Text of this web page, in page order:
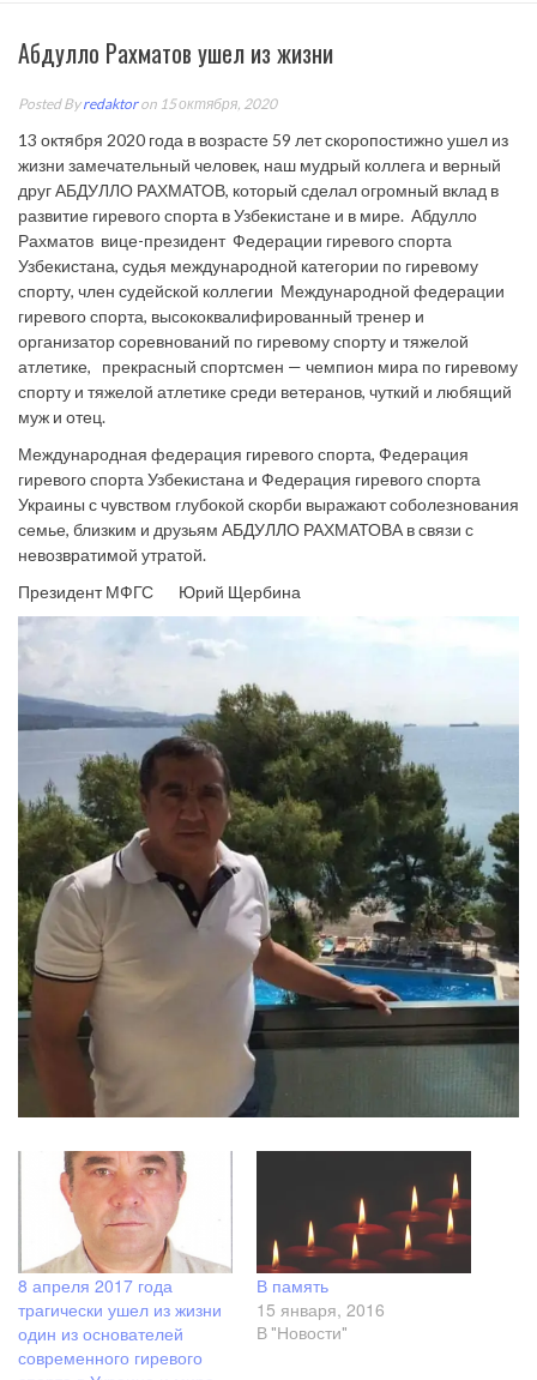
Абдулло Рахматов ушел из жизни
Posted Byredaktoron 15 октября, 2020
13 октября 2020 года в возрасте 59 лет скоропостижно ушел из
жизни замечательный человек, наш мудрый коллега и верный
друг АБДУЛЛО РАХМАТОВ, который сделал огромный вклад в
развитие гиревого спорта в Узбекистане и в мире. Абдулло
Рахматов вице-президент Федерации гиревого спорта
Узбекистана, судья международной категории по гиревому
спорту, член судейской коллегии Международной федерации
гиревого спорта, высококвалифированный тренер и
организатор соревнований по гиревому спорту и тяжелой
атлетике, прекрасный спортсмен — чемпион мира по гиревому
спорту и тяжелой атлетике среди ветеранов, чуткий и любящий
муж и отец.
Международная федерация гиревого спорта, Федерация
гиревого спорта Узбекистана и Федерация гиревого спорта
Украины с чувством глубокой скорби выражают соболезнования
семье, близким и друзьям АБДУЛЛО РАХМАТОВА в связи с
невозвратимой утратой.
Президент МФГС Юрий Щербина
8 апреля 2017 года
трагически ушел из жизни
один из основателей
современного гиревого
В память
15 января, 2016
В "Новости"